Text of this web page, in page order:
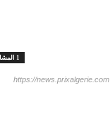
1 المشاركات
https://news.prixalgerie.com